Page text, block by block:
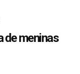
de meninas